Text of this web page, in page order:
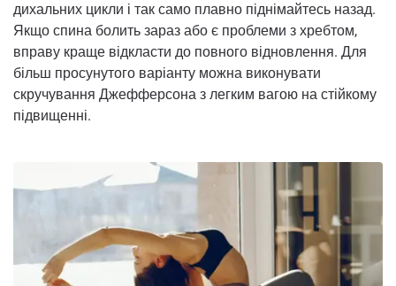
дихальних цикли і так само плавно піднімайтесь назад.
Якщо спина болить зараз або є проблеми з хребтом,
вправу краще відкласти до повного відновлення. Для
більш просунутого варіанту можна виконувати
скручування Джефферсона з легким вагою на стійкому
підвищенні.